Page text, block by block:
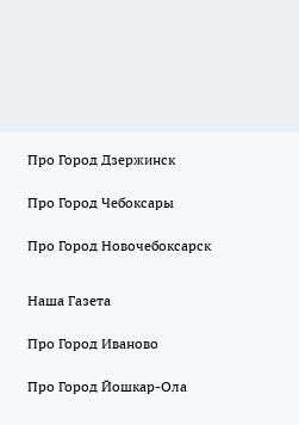
Про Город Дзержинск
Про Город Чебоксары
Про Город Новочебоксарск
Наша Газета
Про Город Иваново
Про Город Йошкар-Ола